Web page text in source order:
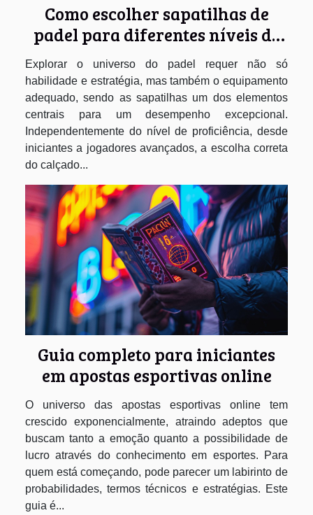
Como escolher sapatilhas de
padel para diferentes níveis de
jogo
Explorar o universo do padel requer não só
habilidade e estratégia, mas também o equipamento
adequado, sendo as sapatilhas um dos elementos
centrais para um desempenho excepcional.
Independentemente do nível de proficiência, desde
iniciantes a jogadores avançados, a escolha correta
do calçado...
Guia completo para iniciantes
em apostas esportivas online
O universo das apostas esportivas online tem
crescido exponencialmente, atraindo adeptos que
buscam tanto a emoção quanto a possibilidade de
lucro através do conhecimento em esportes. Para
quem está começando, pode parecer um labirinto de
probabilidades, termos técnicos e estratégias. Este
guia é...